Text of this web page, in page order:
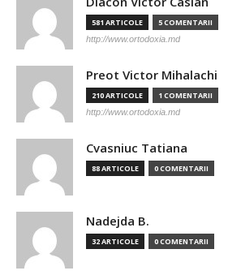
581 ARTICOLE 5 COMENTARII
http://www.ortodoxia.md
Preot Victor Mihalachi
210 ARTICOLE 1 COMENTARII
http://www.ortodoxia.md
Cvasniuc Tatiana
88 ARTICOLE 0 COMENTARII
Nadejda B.
32 ARTICOLE 0 COMENTARII